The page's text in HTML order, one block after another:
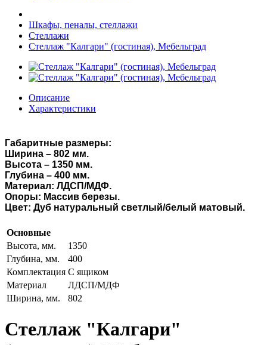
Шкафы, пеналы, стеллажи
Стеллажи
Стеллаж "Калгари" (гостиная), Мебельград
Описание
Характеристики
Габаритные размеры:
Ширина – 802 мм.
Высота – 1350 мм.
Глубина – 400 мм.
Материал: ЛДСП/МДФ.
Опоры: Массив березы.
Цвет: Дуб натуральный светлый/белый матовый.
Основные
Высота, мм.
1350
Глубина, мм.
400
Комплектация С ящиком
Материал
ЛДСП/МДФ
Ширина, мм.
802
Стеллаж "Калгари"